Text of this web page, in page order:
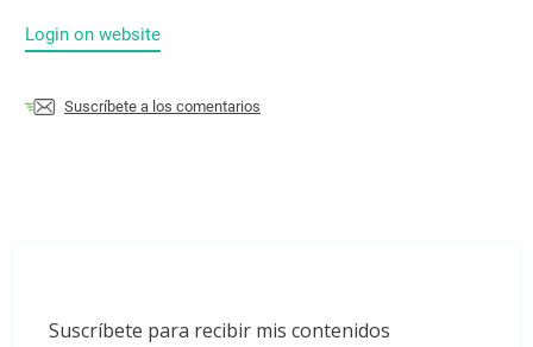
Login on website
Suscríbete a los comentarios
Suscríbete para recibir mis contenidos